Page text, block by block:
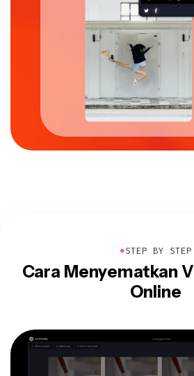
●STEP BY STEP
Cara Menyematkan
Online